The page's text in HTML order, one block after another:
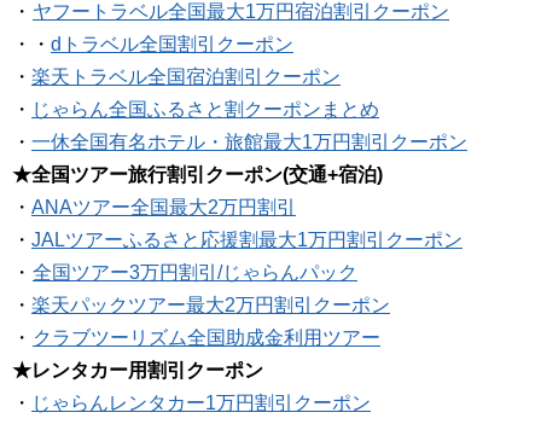
・ ヤフートラベル全国最大1万円宿泊割引クーポン
・・ dトラベル全国割引クーポン
・ 楽天トラベル全国宿泊割引クーポン
・ じゃらん全国ふるさと割クーポンまとめ
・ 一休全国有名ホテル・旅館最大1万円割引クーポン
★全国ツアー旅行割引クーポン(交通+宿泊)
・ ANAツアー全国最大2万円割引
・ JALツアーふるさと応援割最大1万円割引クーポン
・ 全国ツアー3万円割引/じゃらんパック
・ 楽天パックツアー最大2万円割引クーポン
・ クラブツーリズム全国助成金利用ツアー
★レンタカー用割引クーポン
・ じゃらんレンタカー1万円割引クーポン